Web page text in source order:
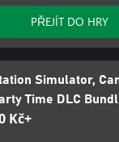
PŘEJÍT DO HRY
Simulator,
Time DLC
Kč+